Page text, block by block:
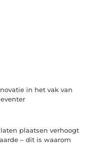
in het vak van
plaatsen verhoogt
– dit is waarom